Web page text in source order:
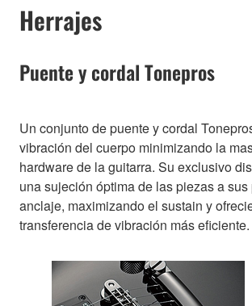
Herrajes
Puente y cordal Tonepros
Un conjunto de puente y cordal
vibración del cuerpo minimizando la
hardware de la guitarra. Su exclusivo
una sujeción óptima de las piezas a
anclaje, maximizando el sustain y
transferencia de vibración más eficiente.